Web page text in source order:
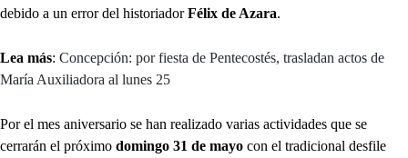
debido a un error del historiadorFélix de Azara.
Lea más: Concepción: por fiesta de Pentecostés, trasladan actos de
María Auxiliadora al lunes 25
Por el mes aniversario se han realizado varias actividades que se
cerrarán el próximo domingo 31 de mayo con el tradicional desfile